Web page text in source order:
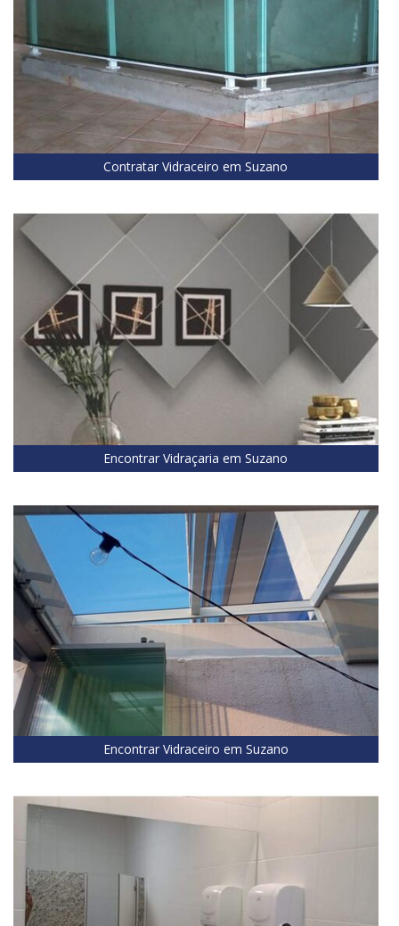
Contratar Vidraceiro em Suzano
Encontrar Vidraçaria em Suzano
Encontrar Vidraceiro em Suzano